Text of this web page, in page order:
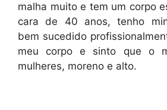
malha muito e tem um corpo
cara de 40 anos, tenho
bem sucedido
meu corpo e sinto que o
mulheres, moreno e alto.